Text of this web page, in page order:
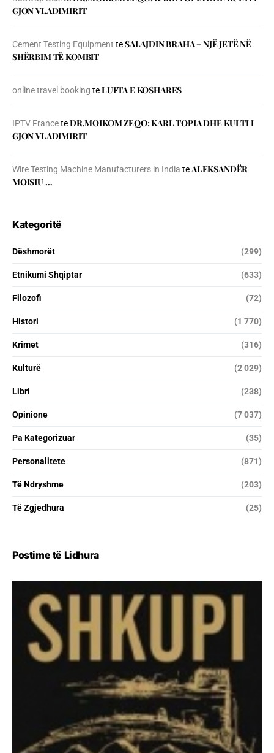
GJON VLADIMIRIT
Cement Testing Equipment teSALAJDIN BRAHA – NJЁ JETЁ NЁ
SHЁRBIM TЁ KOMBIT
online travel booking teLUFTA E KOSHARES
IPTV FranceteDR.MOIKOM ZEQO: KARL TOPIA DHE KULTI I
GJON VLADIMIRIT
Wire Testing Machine Manufacturers in India teALEKSANDËR
MOISIU …
Kategoritë
Dëshmorët (299)
Etnikumi Shqiptar (633)
Filozofi (72)
Histori (1 770)
Krimet (316)
Kulturë (2 029)
Libri (238)
Opinione (7 037)
Pa Kategorizuar (35)
Personalitete (871)
Të Ndryshme (203)
Të Zgjedhura (25)
Postime të Lidhura